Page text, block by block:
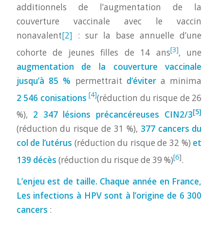
additionnels de l’augmentation de la
couverture vaccinale avec le vaccin
nonavalent[2] : sur la base annuelle d’une
cohorte de jeunes filles de 14 ans[3], une
augmentation de la couverture vaccinale
jusqu’à 85 % permettrait d’évitera minima
2 546 conisations [4](réduction du risque de 26
%), 2 347 lésions précancéreuses CIN2/3[5]
(réduction du risque de 31 %), 377 cancers du
col de l’utérus (réduction du risque de 32 %) et
139 décès (réduction du risque de 39 %)[6].
L’enjeu est de taille. Chaque année en France,
Les infections à HPV sont à l’origine de 6 300
cancers :